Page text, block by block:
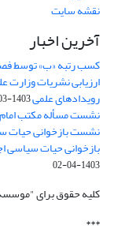
نقشه سایت
آخرین اخبار
کسب رتبه «ب» توسط
ارزیابی نشریات وزارت
رویدادهای علمی1403-03-23
نشست مسأله مکتب
نشست بازخوانی حیات
بازخوانی حیات سیاسی
1403-04-02
کلیه حقوق برای
***